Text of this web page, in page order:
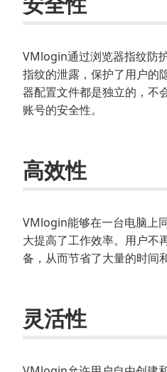
VMlogin通过浏览器指纹防
指纹的泄露，保护了用户的
器配置文件都是独立的，不
账号的安全性。
高效性
VMlogin能够在一台电脑上
大提高了工作效率。用户不
备，从而节省了大量的时间
灵活性